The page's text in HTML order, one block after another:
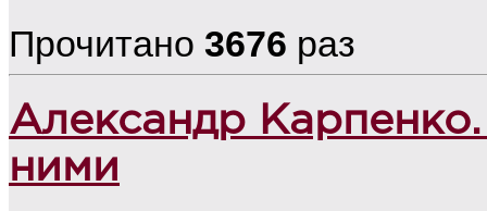
Прочитано 3676 раз
Александр
ними